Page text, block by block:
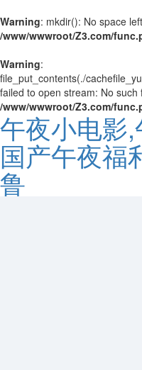
Warning: mkdir(): No space
/www/wwwroot/Z3.com/
Warning:
file_put_contents(./
failed to open stream: No such
/www/wwwroot/Z3.com/
午夜小电影
国产午夜福
鲁